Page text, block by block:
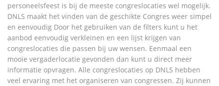
personeelsfeest is bij de meeste congreslocaties wel mogelijk.
DNLS maakt het vinden van de geschikte Congres weer simpel
en eenvoudig Door het gebruiken van de filters kunt u het
aanbod eenvoudig verkleinen en een lijst krijgen van
congreslocaties die passen bij uw wensen. Eenmaal een
mooie vergaderlocatie gevonden dan kunt u direct meer
informatie opvragen. Alle congreslocaties op DNLS hebben
veel ervaring met het organiseren van congressen. Zij kunnen